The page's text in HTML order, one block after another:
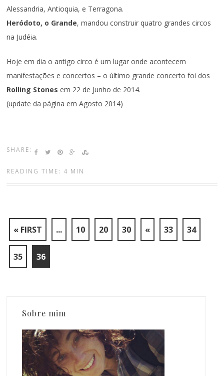
Alessandria, Antioquia, e Terragona.
Heródoto, o Grande, mandou construir quatro grandes circos
na Judéia.
Hoje em dia o antigo circo é um lugar onde acontecem
manifestações e concertos – o último grande concerto foi dos
Rolling Stones em 22 de Junho de 2014.
(update da página em Agosto 2014)
SHARE:
READING TIME: 4 MIN
« FIRST ... 10 20 30 « 33 34
35 36
Sobre mim